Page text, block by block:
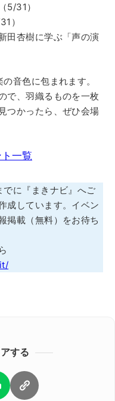
5/31）
）
田杏樹に学ぶ「声の演
音色に包まれます。
で、羽織るものを一枚
つかったら、ぜひ会場
一覧
に『まきナビ』へご
成しています。イベン
掲載（無料）をお待ち
する